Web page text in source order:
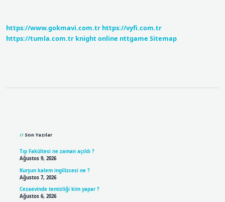
https://www.gokmavi.com.tr https://vyfi.com.tr
https://tumla.com.tr knight online nttgame Sitemap
Son Yazılar
Tıp Fakültesi ne zaman açıldı ?
Ağustos 9, 2026
Kurşun kalem ingilizcesi ne ?
Ağustos 7, 2026
Cezaevinde temizliği kim yapar ?
Ağustos 6, 2026